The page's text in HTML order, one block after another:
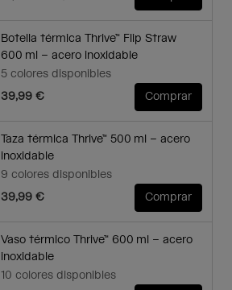
Botella térmica Thrive™ Flip Straw
600 ml – acero inoxidable
5 colores disponibles
39,99 €
Comprar
Taza térmica Thrive™ 500 ml – acero
inoxidable
9 colores disponibles
39,99 €
Comprar
Vaso térmico Thrive™ 600 ml – acero
inoxidable
10 colores disponibles